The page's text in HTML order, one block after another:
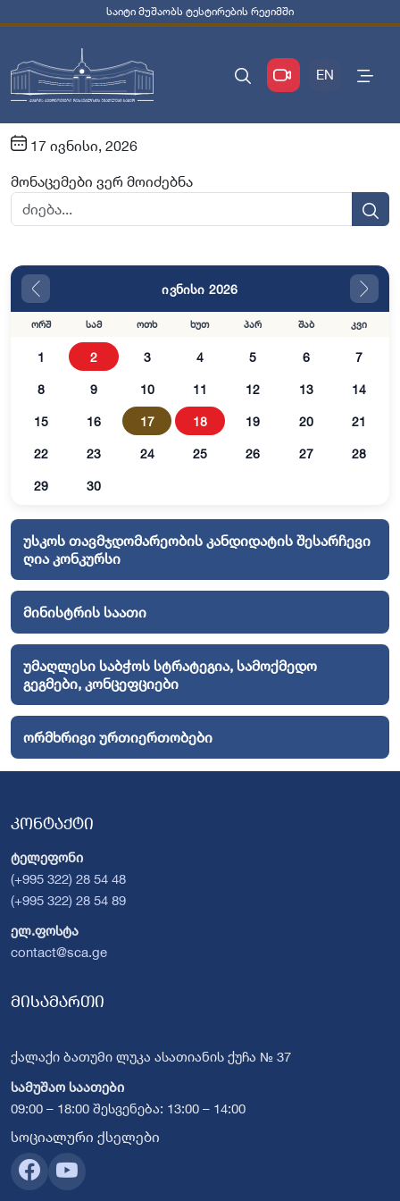
საიტი მუშაობს ტესტირების რეჟიმში
EN
17 ივნისი, 2026
მონაცემები ვერ მოიძებნა
ივნისი 2026
ორშ სამ ოთხ ხუთ პარ შაბ კვი
1 2 3 4 5 6 7
8 9 10 11 12 13 14
15 16 17 18 19 20 21
22 23 24 25 26 27 28
29 30
უსკოს თავმჯდომარეობის კანდიდატის შესარჩევი
ღია კონკურსი
მინისტრის საათი
უმაღლესი საბჭოს სტრატეგია, სამოქმედო
გეგმები, კონცეფციები
ორმხრივი ურთიერთობები
კონტაქტი
ტელეფონი
(+995 322) 28 54 48
(+995 322) 28 54 89
ელ.ფოსტა
contact@sca.ge
მისამართი
ქალაქი ბათუმი ლუკა ასათიანის ქუჩა № 37
სამუშაო საათები
09:00 – 18:00 შესვენება: 13:00 – 14:00
სოციალური ქსელები